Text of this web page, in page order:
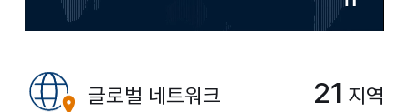
글로벌 네트워크 21 지역